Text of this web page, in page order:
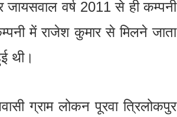
जायसवाल वर्ष 2011 से ही कम्पनी
में राजेश कुमार से मिलने जाता
थी।
ग्राम लोकन पूरवा त्रिलोकपुर